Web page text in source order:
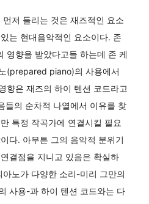
저 들리는 것은 재즈적인 요소
는 현대음악적인 요소이다. 존
영향을 받았다고들 하는데 존 케
(prepared piano)의 사용에서
향은 재즈의 하이 텐션 코드라고
들의 순차적 나열에서 이유를 찾
특정 작곡가에 연결시킬 필요
다. 아무튼 그의 음악적 분위기
결점을 지니고 있음은 확실하
노가 다양한 소리-미리 그만의
사용-과 하이 텐션 코드와는 다